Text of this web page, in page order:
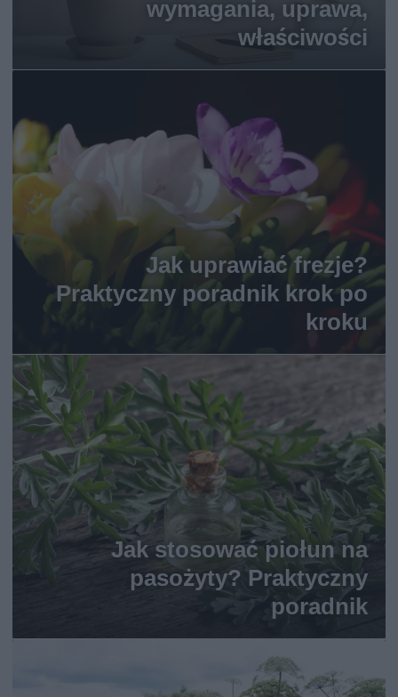
wymagania, uprawa,
właściwości
Jak uprawiać frezje?
Praktyczny poradnik krok po
kroku
Jak stosować piołun na
pasożyty? Praktyczny
poradnik